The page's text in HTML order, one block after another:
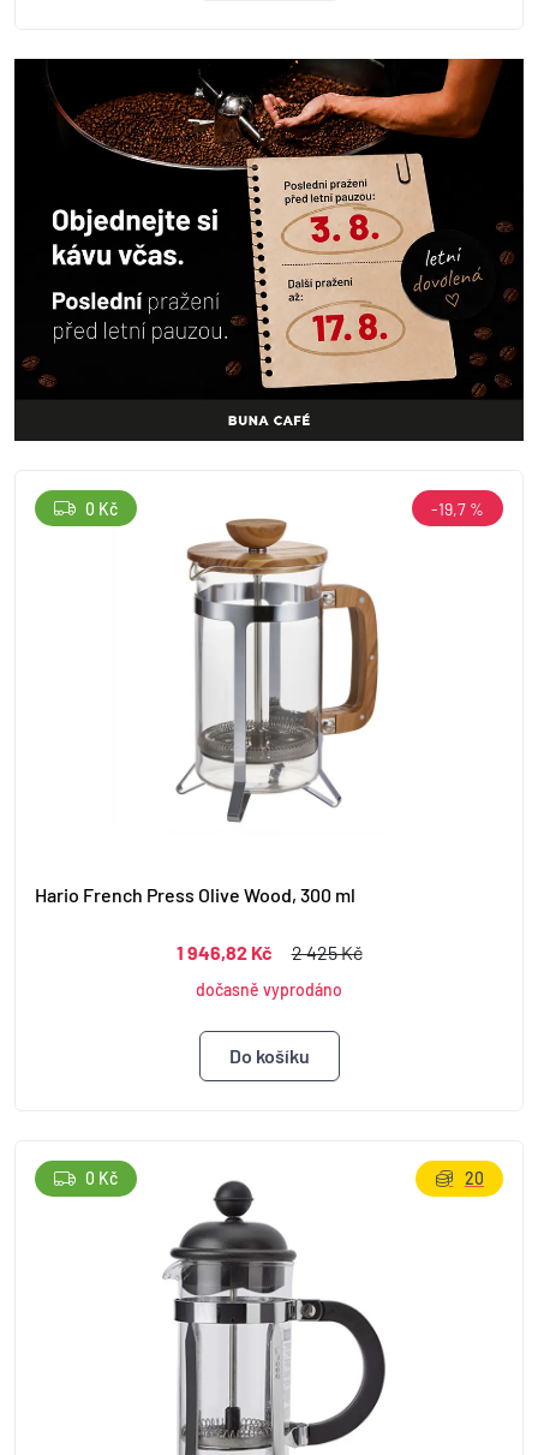
Hario French Press Olive Wood, 300 ml
1 946,82 Kč 2 425 Kč
dočasně vyprodáno
0 Kč -19,7 %
0 Kč 20